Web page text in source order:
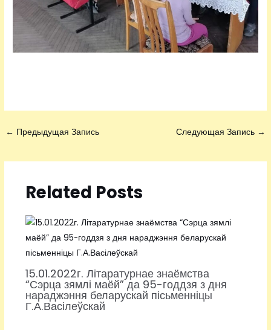
← Предыдущая Запись Следующая Запись →
Related Posts
15.01.2022г. Літаратурнае знаёмства
“Сэрца зямлі маёй” да 95-годдзя з дня
нараджэння беларускай пісьменніцы
Г.А.Васілеўскай